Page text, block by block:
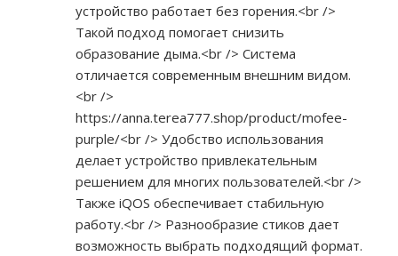
устройство работает без горения.<br />
Такой подход помогает снизить
образование дыма.<br /> Система
отличается современным внешним видом.
<br />
https://anna.terea777.shop/product/mofee-
purple/<br /> Удобство использования
делает устройство привлекательным
решением для многих пользователей.<br />
Также iQOS обеспечивает стабильную
работу.<br /> Разнообразие стиков дает
возможность выбрать подходящий формат.